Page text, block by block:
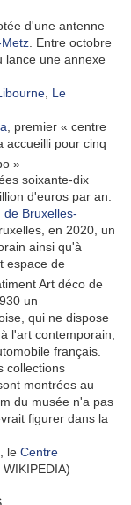
d'une antenne
. Entre octobre
lance une annexe
Le
, premier « centre
accueilli pour cinq
»
soixante-dix
d'euros par an.
de Bruxelles-
en 2020, un
ainsi qu'à
espace de
Art déco de
un
qui ne dispose
l'art contemporain,
français.
collections
montrées au
du musée n'a pas
figurer dans la
le Centre
WIKIPEDIA)